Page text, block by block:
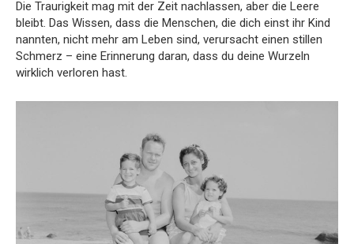
Die Traurigkeit mag mit der Zeit nachlassen, aber die Leere
bleibt. Das Wissen, dass die Menschen, die dich einst ihr Kind
nannten, nicht mehr am Leben sind, verursacht einen stillen
Schmerz – eine Erinnerung daran, dass du deine Wurzeln
wirklich verloren hast.